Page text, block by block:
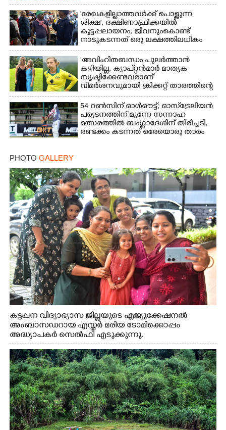
'രേഖകളില്ലാത്തവർക്ക് പൊള്ളുന്ന
ശിക്ഷ', ദക്ഷിണാഫ്രിക്കയിൽ
കൂട്ടപ്പലായനം; ജീവനുംകൊണ്ട്
നാടുകടന്നത് ഒരു ലക്ഷത്തിലധികം
പേർ
‘അവിഹിതബന്ധം പുലർത്താൻ
കഴിയില്ല,​ ക്യാപ്റ്റൻമാർ മാതൃക
സൃഷ്ടിക്കേണ്ടവരാണ്'
വിമർശനവുമായി ക്രിക്കറ്റ് താരത്തിന്റെ
ഭാര്യ
54 റൺസിന് ഓൾഔട്ട്; ഓസ്‌ട്രേലിയൻ
പര്യടനത്തിന് മുന്നേ സന്നാഹ
മത്സരത്തിൽ ബംഗ്ലാദേശിന് തിരിച്ചടി,
രണ്ടക്കം കടന്നത് ഒരേയൊരു താരം
PHOTO GALLERY
കട്ടപ്പന വിദ്യാഭ്യാസ ജില്ലയുടെ എജ്യുക്കേഷനൽ
അംബാസഡറായ എസ്തർ മരിയ ടോമിക്കൊപ്പം
അദ്ധ്യാപകർ സെൽഫി എടുക്കുന്നു.